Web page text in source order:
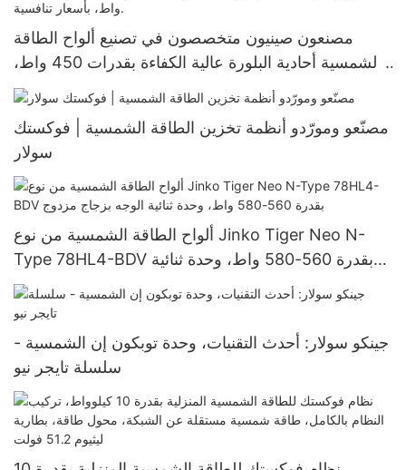
مصنعون صينيون متخصصون في تصنيع ألواح الطاقة
الشمسية أحادية البلورة عالية الكفاءة بقدرات 450 واط،
مصنّعو ومورّدو أنظمة تخزين الطاقة الشمسية | فوكستك
سولار
ألواح الطاقة الشمسية من نوع Jinko Tiger Neo N-
Type 78HL4-BDV بقدرة 560-580 واط، وحدة ثنائية
الوجه بزجاج مزدوج
جينكو سولار: أحدث التقنيات، وحدة توبكون إن الشمسية -
سلسلة تايجر نيو